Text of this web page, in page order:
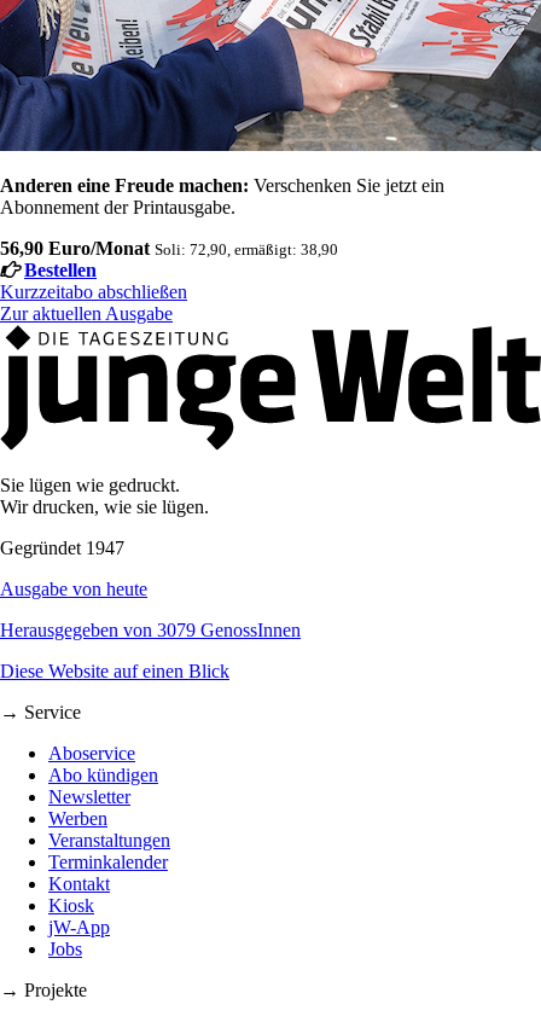
Anderen eine Freude machen: Verschenken Sie jetzt ein
Abonnement der Printausgabe.
56,90 Euro/Monat Soli: 72,90, ermäßigt: 38,90
Bestellen
Kurzzeitabo abschließen
Zur aktuellen Ausgabe
Sie lügen wie gedruckt.
Wir drucken, wie sie lügen.
Gegründet 1947
Ausgabe von heute
Herausgegeben von 3079 GenossInnen
Diese Website auf einen Blick
→ Service
Aboservice
Abo kündigen
Newsletter
Werben
Veranstaltungen
Terminkalender
Kontakt
Kiosk
jW-App
Jobs
→ Projekte